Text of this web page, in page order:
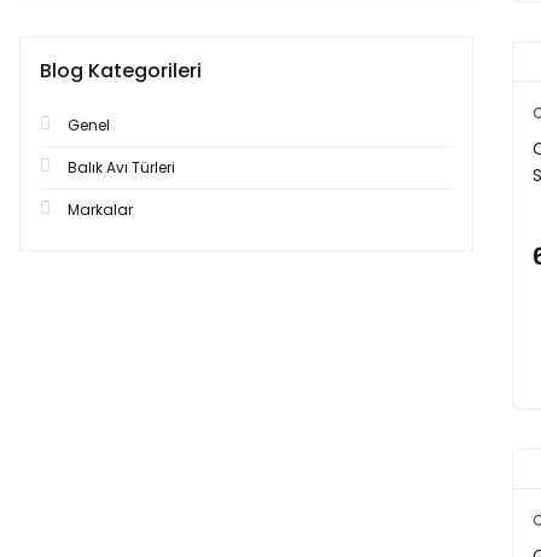
Blog Kategorileri
Genel
Balık Avı Türleri
Markalar